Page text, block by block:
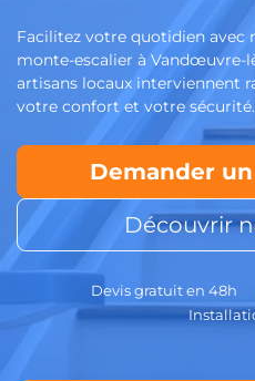
Facilitez votre quotidien avec
monte-escalier à Vandœuvre-
artisans locaux interviennent
votre confort et votre sécurité.
Demander
Découvrir
Devis gratuit en 48h